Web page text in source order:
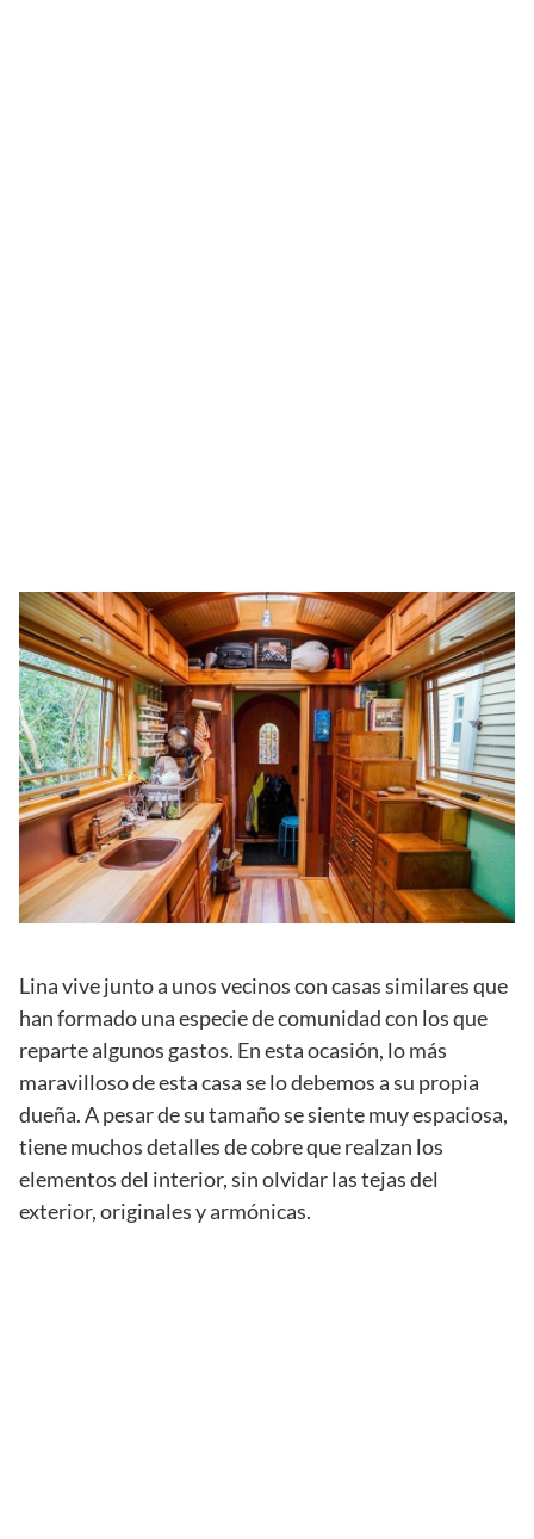
Lina vive junto a unos vecinos con casas similares que
han formado una especie de comunidad con los que
reparte algunos gastos. En esta ocasión, lo más
maravilloso de esta casa se lo debemos a su propia
dueña. A pesar de su tamaño se siente muy espaciosa,
tiene muchos detalles de cobre que realzan los
elementos del interior, sin olvidar las tejas del
exterior, originales y armónicas.